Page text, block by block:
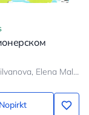
Katerina Silvanova, Elena Malisova
Nopirkt